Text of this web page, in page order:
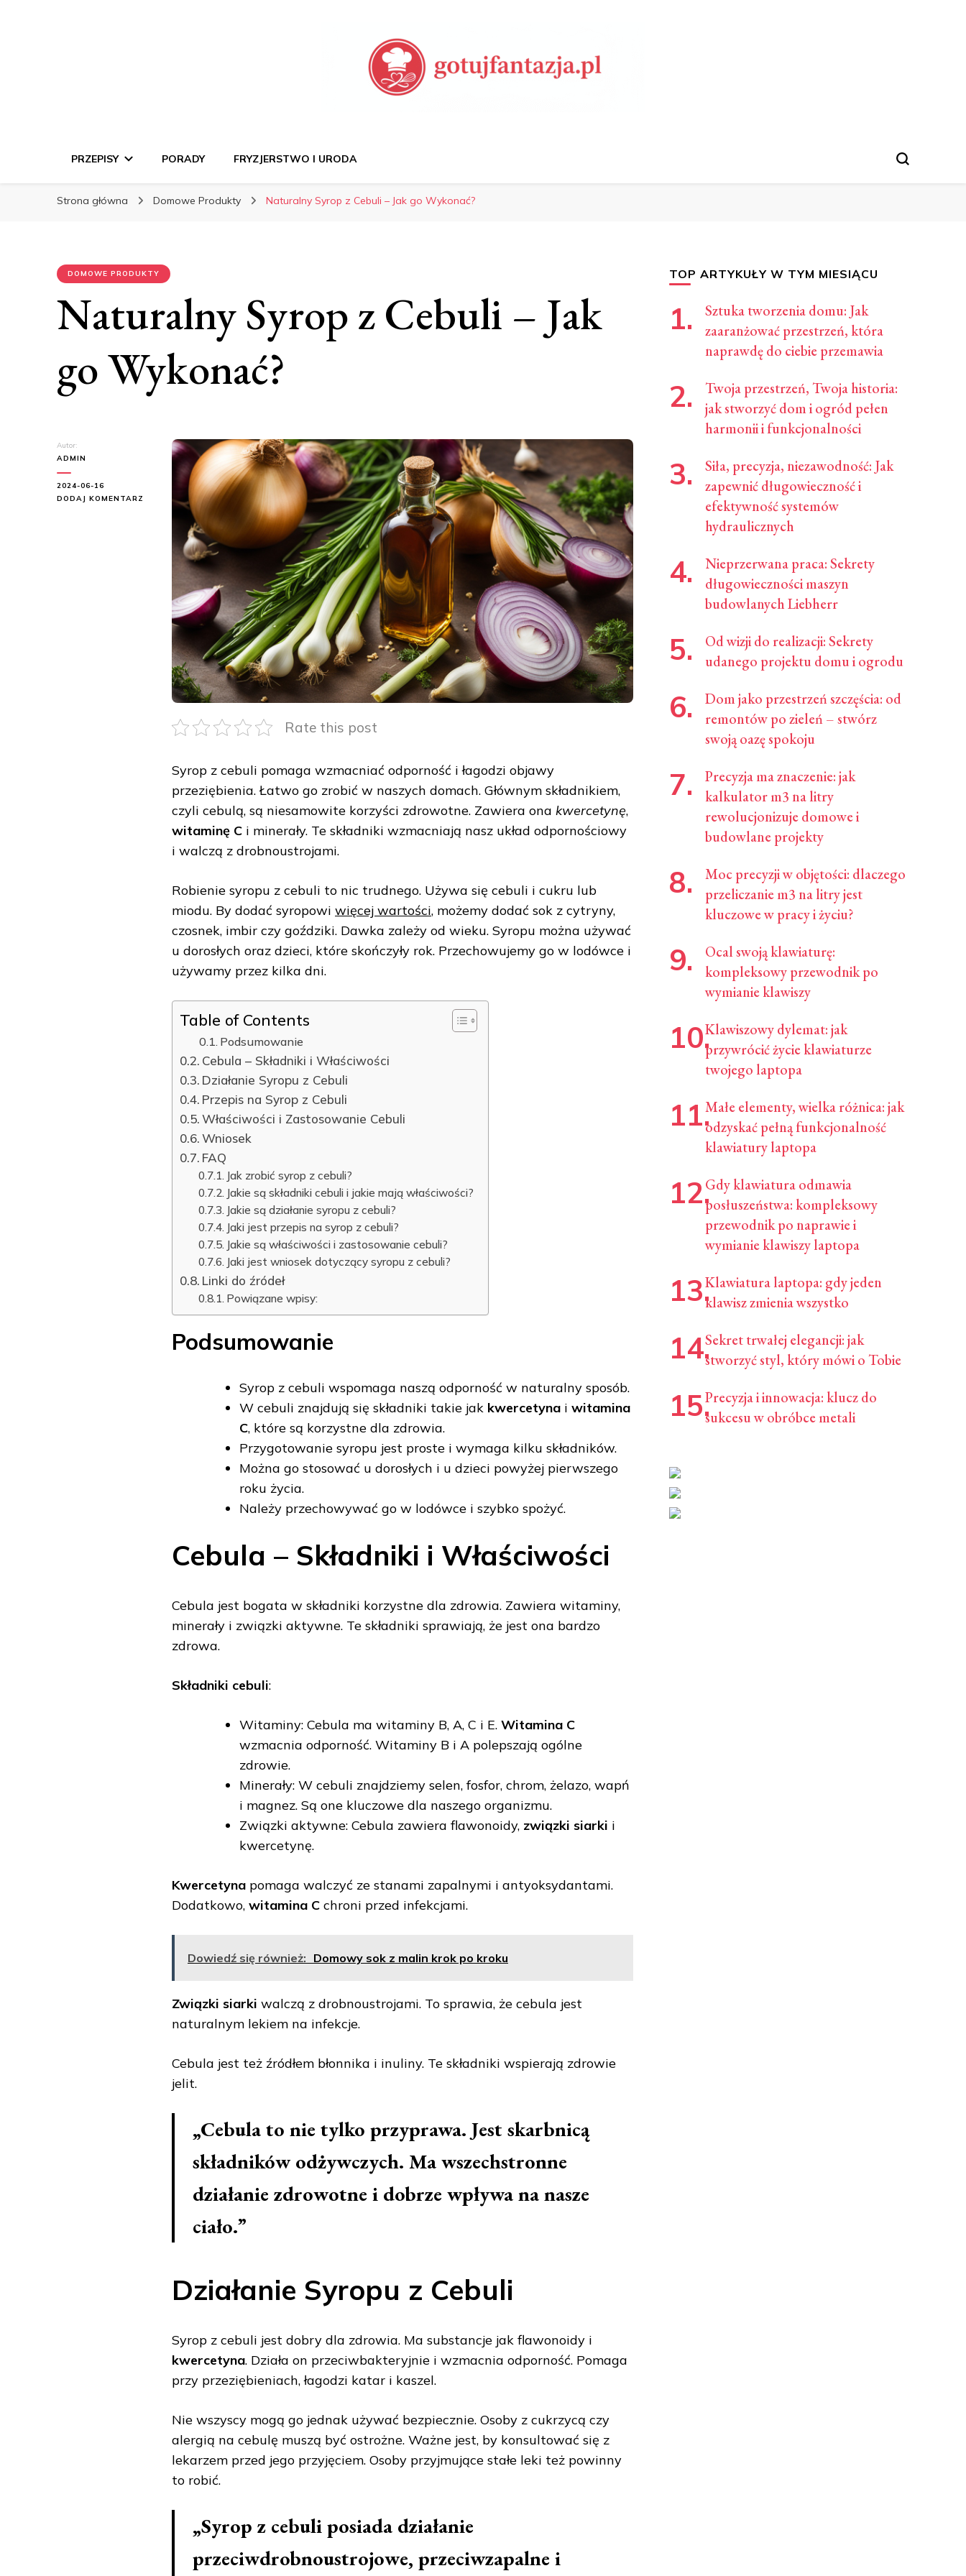
Gotuj Fantazją – Przepisy, Porady Kulinarne, Jak Gotować
PRZEPISY PORADY FRYZJERSTWO I URODA
Strona główna Domowe Produkty Naturalny Syrop z Cebuli – Jak go Wykonać?
DOMOWE PRODUKTY
Naturalny Syrop z Cebuli – Jak
go Wykonać?
Autor:
ADMIN
2024-06-16
DODAJ KOMENTARZ
NATURALNY
WYKONAĆ?
Rate this post
Syrop z cebuli pomaga wzmacniać odporność i łagodzi objawy
przeziębienia. Łatwo go zrobić w naszych domach. Głównym składnikiem,
czyli cebulą, są niesamowite korzyści zdrowotne. Zawiera ona kwercetynę,
witaminę C i minerały. Te składniki wzmacniają nasz układ odpornościowy
i walczą z drobnoustrojami.
Robienie syropu z cebuli to nic trudnego. Używa się cebuli i cukru lub
miodu. By dodać syropowi więcej wartości, możemy dodać sok z cytryny,
czosnek, imbir czy goździki. Dawka zależy od wieku. Syropu można używać
u dorosłych oraz dzieci, które skończyły rok. Przechowujemy go w lodówce i
używamy przez kilka dni.
Table of Contents
Podsumowanie
Cebula – Składniki i Właściwości
Działanie Syropu z Cebuli
Przepis na Syrop z Cebuli
Właściwości i Zastosowanie Cebuli
Wniosek
FAQ
Jak zrobić syrop z cebuli?
Jakie są składniki cebuli i jakie mają właściwości?
Jakie są działanie syropu z cebuli?
Jaki jest przepis na syrop z cebuli?
Jakie są właściwości i zastosowanie cebuli?
Jaki jest wniosek dotyczący syropu z cebuli?
Linki do źródeł
Powiązane wpisy:
Podsumowanie
Syrop z cebuli wspomaga naszą odporność w naturalny sposób.
W cebuli znajdują się składniki takie jak kwercetyna i witamina
C, które są korzystne dla zdrowia.
Przygotowanie syropu jest proste i wymaga kilku składników.
Można go stosować u dorosłych i u dzieci powyżej pierwszego
roku życia.
Należy przechowywać go w lodówce i szybko spożyć.
Cebula – Składniki i Właściwości
Cebula jest bogata w składniki korzystne dla zdrowia. Zawiera witaminy,
minerały i związki aktywne. Te składniki sprawiają, że jest ona bardzo
zdrowa.
Składniki cebuli:
Witaminy: Cebula ma witaminy B, A, C i E. Witamina C
wzmacnia odporność. Witaminy B i A polepszają ogólne
zdrowie.
Minerały: W cebuli znajdziemy selen, fosfor, chrom, żelazo, wapń
i magnez. Są one kluczowe dla naszego organizmu.
Związki aktywne: Cebula zawiera flawonoidy, związki siarki i
kwercetynę.
Kwercetyna pomaga walczyć ze stanami zapalnymi i antyoksydantami.
Dodatkowo, witamina C chroni przed infekcjami.
Dowiedź się również: Domowy sok z malin krok po kroku
Związki siarki walczą z drobnoustrojami. To sprawia, że cebula jest
naturalnym lekiem na infekcje.
Cebula jest też źródłem błonnika i inuliny. Te składniki wspierają zdrowie
jelit.
„Cebula to nie tylko przyprawa. Jest skarbnicą
składników odżywczych. Ma wszechstronne
działanie zdrowotne i dobrze wpływa na nasze
ciało.”
Działanie Syropu z Cebuli
Syrop z cebuli jest dobry dla zdrowia. Ma substancje jak flawonoidy i
kwercetyna. Działa on przeciwbakteryjnie i wzmacnia odporność. Pomaga
przy przeziębieniach, łagodzi katar i kaszel.
Nie wszyscy mogą go jednak używać bezpiecznie. Osoby z cukrzycą czy
alergią na cebulę muszą być ostrożne. Ważne jest, by konsultować się z
lekarzem przed jego przyjęciem. Osoby przyjmujące stałe leki też powinny
to robić.
„Syrop z cebuli posiada działanie
przeciwdrobnoustrojowe, przeciwzapalne i
TOP ARTYKUŁY W TYM MIESIĄCU
Sztuka tworzenia domu: Jak
zaaranżować przestrzeń, która
naprawdę do ciebie przemawia
Twoja przestrzeń, Twoja historia:
jak stworzyć dom i ogród pełen
harmonii i funkcjonalności
Siła, precyzja, niezawodność: Jak
zapewnić długowieczność i
efektywność systemów
hydraulicznych
Nieprzerwana praca: Sekrety
długowieczności maszyn
budowlanych Liebherr
Od wizji do realizacji: Sekrety
udanego projektu domu i ogrodu
Dom jako przestrzeń szczęścia: od
remontów po zieleń – stwórz
swoją oazę spokoju
Precyzja ma znaczenie: jak
kalkulator m3 na litry
rewolucjonizuje domowe i
budowlane projekty
Moc precyzji w objętości: dlaczego
przeliczanie m3 na litry jest
kluczowe w pracy i życiu?
Ocal swoją klawiaturę:
kompleksowy przewodnik po
wymianie klawiszy
Klawiszowy dylemat: jak
przywrócić życie klawiaturze
twojego laptopa
Małe elementy, wielka różnica: jak
odzyskać pełną funkcjonalność
klawiatury laptopa
Gdy klawiatura odmawia
posłuszeństwa: kompleksowy
przewodnik po naprawie i
wymianie klawiszy laptopa
Klawiatura laptopa: gdy jeden
klawisz zmienia wszystko
Sekret trwałej elegancji: jak
stworzyć styl, który mówi o Tobie
Precyzja i innowacja: klucz do
sukcesu w obróbce metali